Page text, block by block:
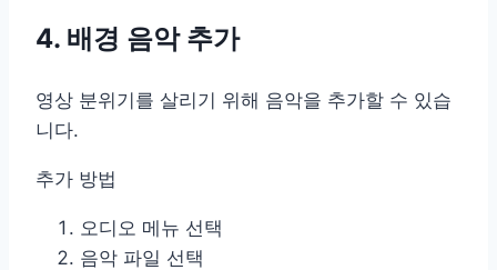
4. 배경 음악 추가
영상 분위기를 살리기 위해 음악을 추가할 수 있습
니다.
추가 방법
오디오 메뉴 선택
음악 파일 선택